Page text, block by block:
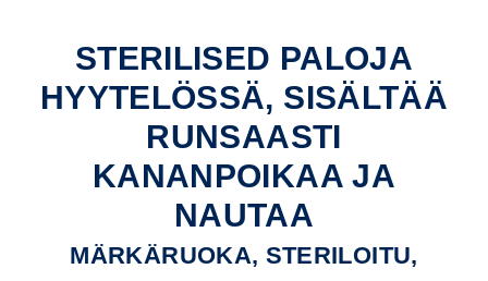
STERILISED PALOJA
HYYTELÖSSÄ, SISÄLTÄÄ
RUNSAASTI
KANANPOIKAA JA
NAUTAA
MÄRKÄRUOKA, STERILOITU,